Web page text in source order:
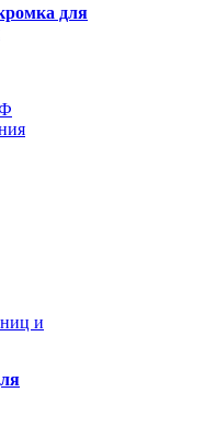
для
и